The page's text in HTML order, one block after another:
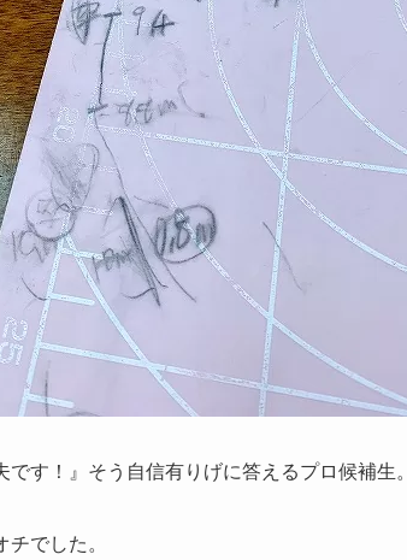
す！』そう自信有りげに答えるプロ候補生。
でした。